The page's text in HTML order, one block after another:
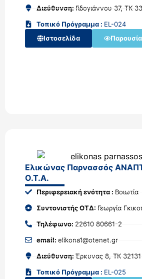
Διεύθυνση: Γιδογιάννου 37, ΤΚ
Τοπικό Πρόγραμμα : EL-024
Ιστοσελίδα
Ελικώνας Παρνασσός
Ο.Τ.Α.
Περιφερειακή ενότητα : Βοιωτία
Συντονιστής ΟΤΔ: Γεωργία
Τηλέφωνο: 22610 80661-2
email: elikona1@otenet.gr
Διεύθυνση: Έρκυνας 8, ΤΚ 32131
Τοπικό Πρόγραμμα : EL-025